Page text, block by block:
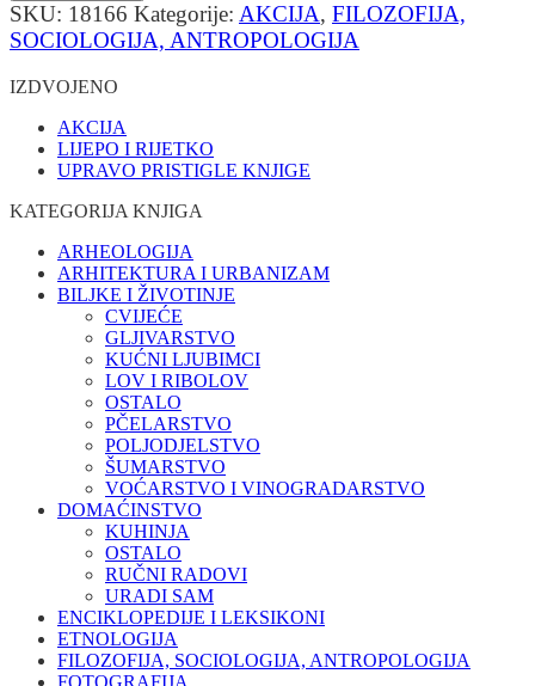
SKU: 18166 Kategorije: AKCIJA, FILOZOFIJA,
SOCIOLOGIJA, ANTROPOLOGIJA
IZDVOJENO
AKCIJA
LIJEPO I RIJETKO
UPRAVO PRISTIGLE KNJIGE
KATEGORIJA KNJIGA
ARHEOLOGIJA
ARHITEKTURA I URBANIZAM
BILJKE I ŽIVOTINJE
CVIJEĆE
GLJIVARSTVO
KUĆNI LJUBIMCI
LOV I RIBOLOV
OSTALO
PČELARSTVO
POLJODJELSTVO
ŠUMARSTVO
VOĆARSTVO I VINOGRADARSTVO
DOMAĆINSTVO
KUHINJA
OSTALO
RUČNI RADOVI
URADI SAM
ENCIKLOPEDIJE I LEKSIKONI
ETNOLOGIJA
FILOZOFIJA, SOCIOLOGIJA, ANTROPOLOGIJA